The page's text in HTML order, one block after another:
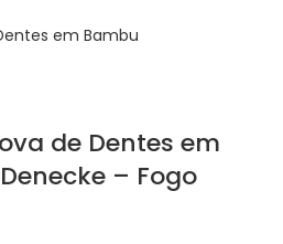
de Dentes em
– Fogo